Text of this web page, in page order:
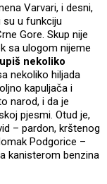
Varvari, i desni,
su u funkciju
Gore. Skup nije
sa ulogom nijeme
nekoliko
nekoliko hiljada
kapuljača i
narod, i da je
pjesmi. Otud je,
– pardon, krštenog
Podgorice –
kanisterom benzina